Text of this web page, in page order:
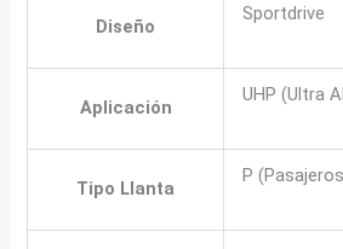
Diseño
Sportdrive
Aplicación
UHP (Ultra
Tipo Llanta
P